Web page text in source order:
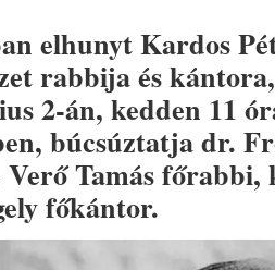
elhunyt Kardos
rabbija és
2-án, kedden 11
búcsúztatja dr.
Tamás
főkántor.